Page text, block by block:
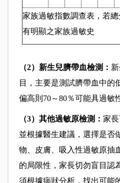
家族過敏指數調查表，若
有明顯之家族過敏史
（2）新生兒臍帶血檢測：
目，主要是測試臍帶血中的
偏高則70～80％可能具過敏
（3）其他過敏原檢測： 家
並根據醫生建議，選擇是否
物、皮膚、吸入性過敏原抽
的局限性，家長切勿盲目認
須根據病狀分析，找出可能